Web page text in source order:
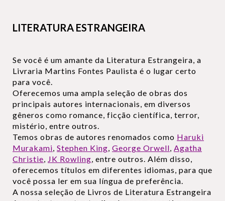
LITERATURA ESTRANGEIRA
Se você é um amante da Literatura Estrangeira, a
Livraria Martins Fontes Paulista é o lugar certo
para você.
Oferecemos uma ampla seleção de obras dos
principais autores internacionais, em diversos
gêneros como romance, ficção científica, terror,
mistério, entre outros.
Temos obras de autores renomados como Haruki
Murakami, Stephen King, George Orwell, Agatha
Christie, JK Rowling, entre outros. Além disso,
oferecemos títulos em diferentes idiomas, para que
você possa ler em sua língua de preferência.
A nossa seleção de Livros de Literatura Estrangeira